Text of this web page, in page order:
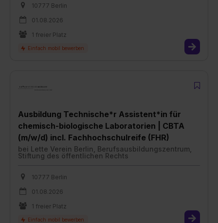
10777 Berlin
01.08.2026
1 freier Platz
Ausbildung Technische*r Assistent*in für
chemisch-biologische Laboratorien | CBTA
(m/w/d) incl. Fachhochschulreife (FHR)
bei Lette Verein Berlin, Berufsausbildungszentrum,
Stiftung des öffentlichen Rechts
10777 Berlin
01.08.2026
1 freier Platz